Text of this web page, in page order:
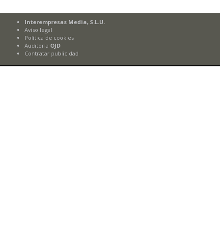
Interempresas Media, S.L.U.
Aviso legal
Política de cookies
Auditoría OJD
Contratar publicidad